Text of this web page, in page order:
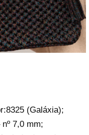
(Galáxia);
7,0 mm;